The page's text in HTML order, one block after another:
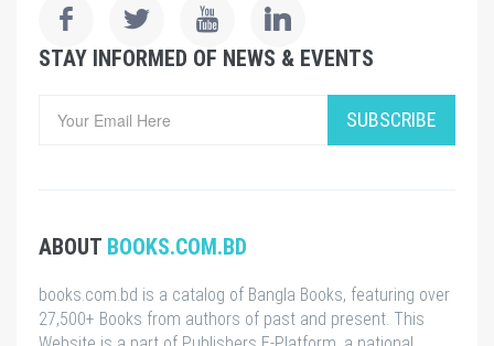
STAY INFORMED OF NEWS & EVENTS
SUBSCRIBE
ABOUT BOOKS.COM.BD
books.com.bd is a catalog of Bangla Books, featuring over
27,500+ Books from authors of past and present. This